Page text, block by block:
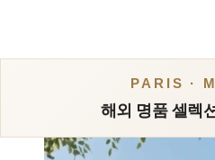
PARIS ·
해외 명품 셀렉